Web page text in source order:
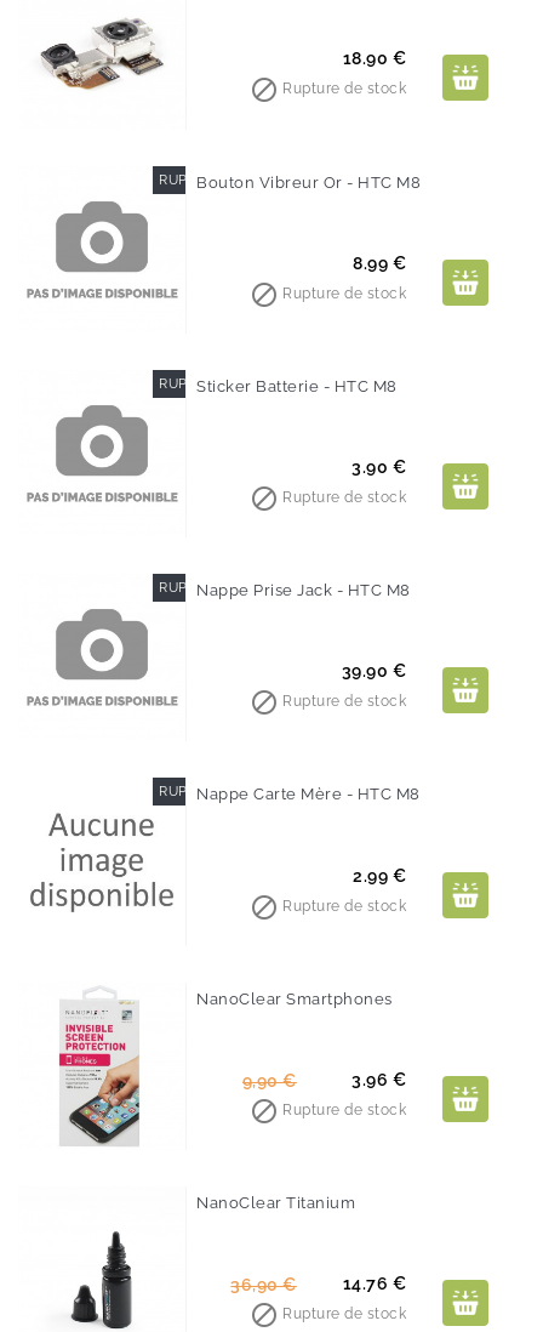
Prix
18.90 €
 Rupture de stock
RUPTURE DE STOCK
Bouton Vibreur Or - HTC M8
Prix
8.99 €
 Rupture de stock
RUPTURE DE STOCK
Sticker Batterie - HTC M8
Prix
3.90 €
 Rupture de stock
RUPTURE DE STOCK
Nappe Prise Jack - HTC M8
Prix
39.90 €
 Rupture de stock
RUPTURE DE STOCK
Nappe Carte Mère - HTC M8
Prix
2.99 €
 Rupture de stock
NanoClear Smartphones
Prix
de
9,90 €Prix 3.96 €
 Rupture de stock
NanoClear Titanium
Prix
36,90 €Prix 14.76 €
 Rupture de stock